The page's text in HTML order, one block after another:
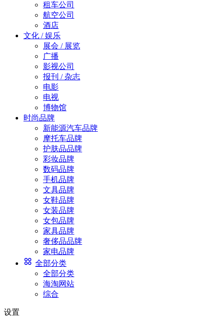
租车公司
航空公司
酒店
文化 / 娱乐
展会 / 展览
广播
影视公司
报刊 / 杂志
电影
电视
博物馆
时尚品牌
新能源汽车品牌
摩托车品牌
护肤品品牌
彩妆品牌
数码品牌
手机品牌
文具品牌
女鞋品牌
女装品牌
女包品牌
家具品牌
奢侈品品牌
家电品牌
全部分类
全部分类
海淘网站
综合
设置